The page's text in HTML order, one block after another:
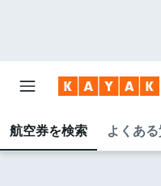
航空券を検索 よくあ